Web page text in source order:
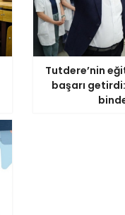
Tutdere’nin
başarı